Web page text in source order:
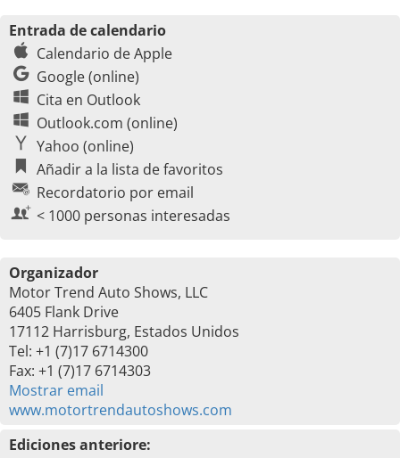
Entrada de calendario
Calendario de Apple
Google (online)
Cita en Outlook
Outlook.com (online)
Yahoo (online)
Añadir a la lista de favoritos
Recordatorio por email
< 1000 personas interesadas
Organizador
Motor Trend Auto Shows, LLC
6405 Flank Drive
17112 Harrisburg, Estados Unidos
Tel: +1 (7)17 6714300
Fax: +1 (7)17 6714303
Mostrar email
www.motortrendautoshows.com
Ediciones anteriore: